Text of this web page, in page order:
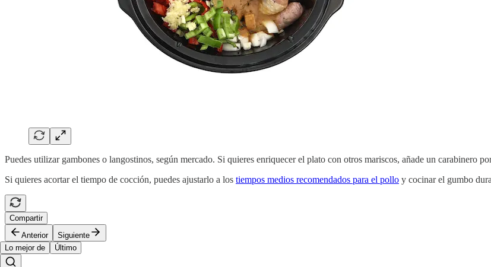
Puedes utilizar gambones o langostinos, según mercado. Si quieres enriquecer el plato con otros mariscos, añade un carabinero
Si quieres acortar el tiempo de cocción, puedes ajustarlo a los tiempos medios recomendados para el pollo y cocinar el gumbo
Compartir
Anterior
Siguiente
Lo mejor de
Último